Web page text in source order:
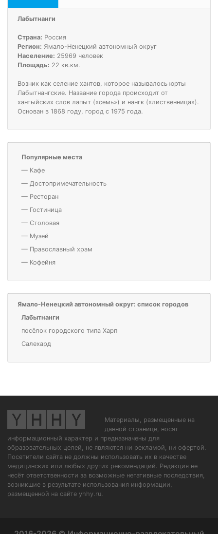
Лабытнанги
Страна: Россия
Регион: Ямало-Ненецкий автономный округ
Население: 25969 человек
Площадь: 22 кв.км.
Возник как селение хантов, которое называлось юрты
Лабытнангские. Название города происходит от
хантыйских слов лапыт («семь») и нангк («лиственница»).
Основан в 1868 году, город с 1975 года.
Популярные места
— Кафе
— Достопримечательность
— Ресторан
— Гостиница
— Столовая
— Музей
— Православный храм
— Кофейня
Ямало-Ненецкий автономный округ: список городов
Лабытнанги
посёлок городского типа Харп
Салехард
Материалы, размещенные на
данной странице, носят
информационный характер и предназначены для
образовательных целей, не являются ни рекламой, ни офертой.
Посетители сайта не должны использовать их в качестве
медицинских или любых других рекомендаций. Редакция не
несёт ответственности за возможные негативные последствия,
возникшие в результате использования информации,
размещенной на сайте yhhy.ru.